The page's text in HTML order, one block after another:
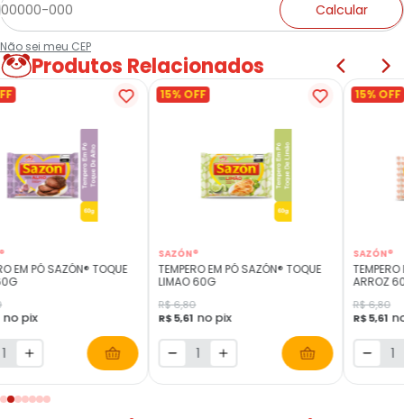
Calcular
Não sei meu CEP
Produtos Relacionados
EM PÓ SAZÓN® TOQUE
no pix
15% OFF
SAZÓN®
TEMPERO EM PÓ SAZÓN® TOQUE
LIMAO 60G
R$ 6,80
R$ 5,61 no pix
15% OFF
SAZÓN®
ARROZ
R$ 6,80
R$ 5,61